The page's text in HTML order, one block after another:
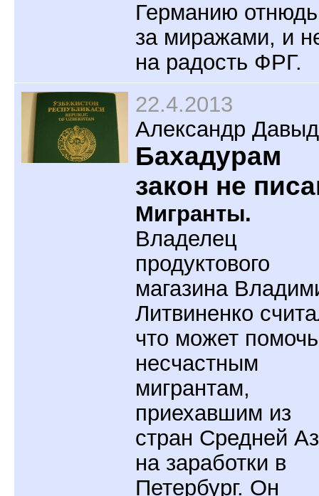
Германию
за миражами, и
на радость ФРГ.
22.4.2013
Александр
Бахадурам
закон не
Мигранты.
Владелец
продуктового
магазина
Литвиненко
что может помочь
несчастным
мигрантам,
приехавшим из
стран Средней
на заработки в
Петербург. Он